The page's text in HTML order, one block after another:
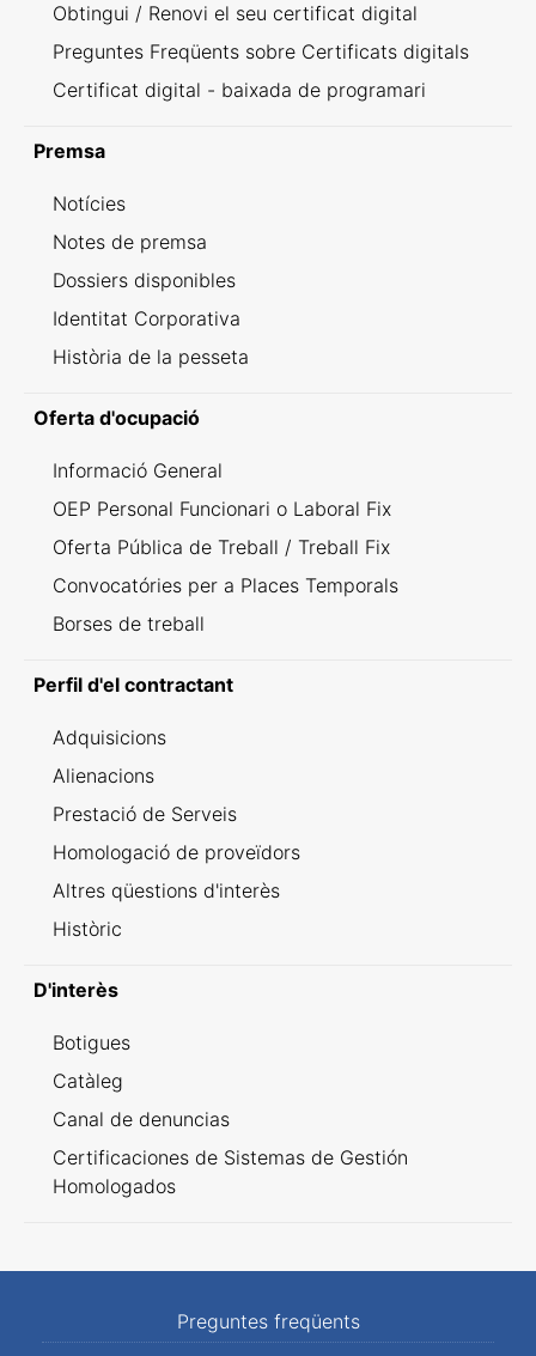
Obtingui / Renovi el seu certificat digital
Preguntes Freqüents sobre Certificats digitals
Certificat digital - baixada de programari
Premsa
Notícies
Notes de premsa
Dossiers disponibles
Identitat Corporativa
Història de la pesseta
Oferta d'ocupació
Informació General
OEP Personal Funcionari o Laboral Fix
Oferta Pública de Treball / Treball Fix
Convocatóries per a Places Temporals
Borses de treball
Perfil d'el contractant
Adquisicions
Alienacions
Prestació de Serveis
Homologació de proveïdors
Altres qüestions d'interès
Històric
D'interès
Botigues
Catàleg
Canal de denuncias
Certificaciones de Sistemas de Gestión
Homologados
Preguntes freqüents